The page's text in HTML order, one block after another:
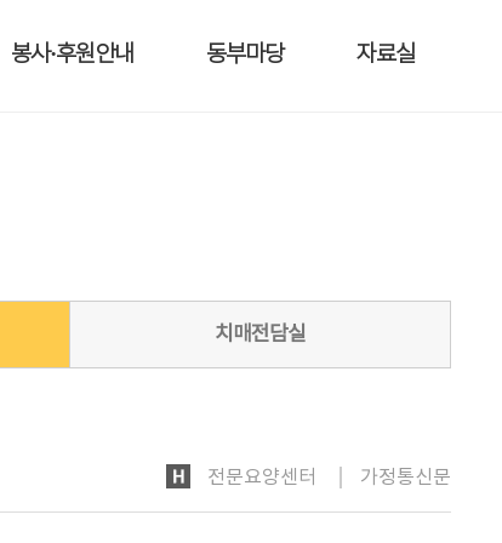
봉사·후원안내 동부마당 자료실
치매전담실
HOME
전문요양센터 가정통신문